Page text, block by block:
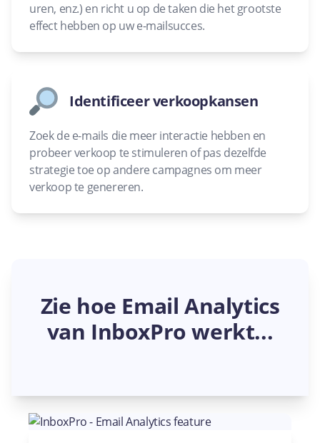
uren, enz.) en richt u op de taken die het grootste
effect hebben op uw e-mailsucces.
Identificeer verkoopkansen
Zoek de e-mails die meer interactie hebben en
probeer verkoop te stimuleren of pas dezelfde
strategie toe op andere campagnes om meer
verkoop te genereren.
Zie hoe Email Analytics
van InboxPro werkt...